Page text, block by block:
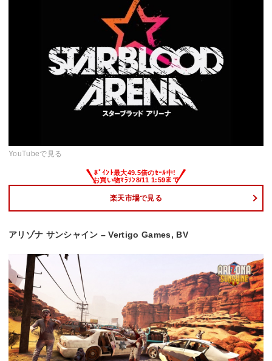
YouTubeで見る
楽天市場で見る
アリゾナ サンシャイン – Vertigo Games, BV